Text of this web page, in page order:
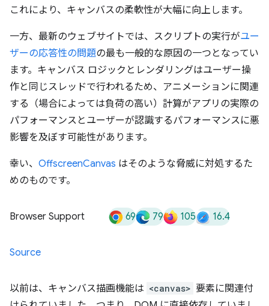
これにより、キャンバスの柔軟性が大幅に向上します。
一方、最新のウェブサイトでは、スクリプトの実行がユー
ザーの応答性の問題の最も一般的な原因の一つとなってい
ます。キャンバス ロジックとレンダリングはユーザー操
作と同じスレッドで行われるため、アニメーションに関連
する（場合によっては負荷の高い）計算がアプリの実際の
パフォーマンスとユーザーが認識するパフォーマンスに悪
影響を及ぼす可能性があります。
幸い、 OffscreenCanvas はそのような脅威に対処するた
めのものです。
Browser Support 69 79 105 16.4
Source
以前は、キャンバス描画機能は <canvas> 要素に関連付